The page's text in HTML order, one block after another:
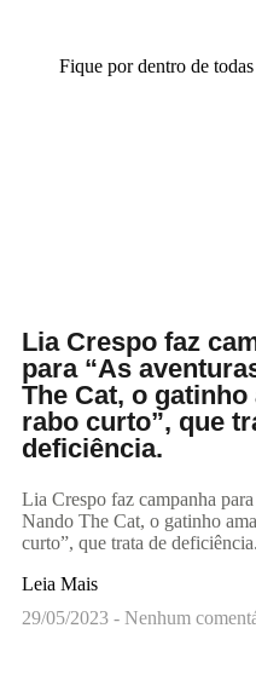
Fique por dentro de
Lia Crespo faz
para “As
The Cat, o
rabo curto”, que
deficiência.
Lia Crespo faz campanha
Nando The Cat, o gatinho
curto”, que trata de deficiência.
Leia Mais
29/05/2023
Nenhum